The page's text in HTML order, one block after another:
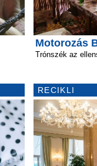
Motorozás
Trónszék az
RECIKLI